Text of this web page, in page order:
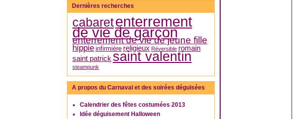
Dernières recherches
cabaretenterrement
de vie de garçon
enterrement de vie de jeune fille
hippie infirmière religieux Réversible romain
saint patrick saint valentin
steampunk
A propos du Carnaval et des soirées déguisées
Calendrier des fêtes costumées 2013
Idée déguisement Halloween